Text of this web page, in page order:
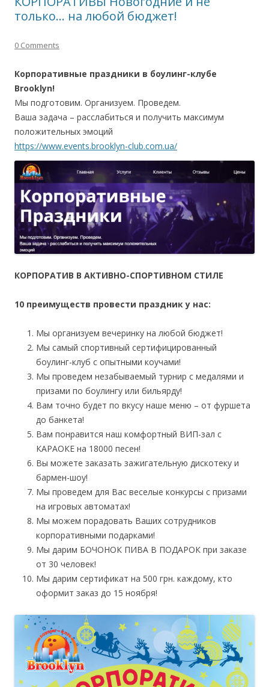
только… на любой бюджет!
0 Comments
Корпоративные праздники в боулинг-клубе
Brooklyn!
Мы подготовим. Организуем. Проведем.
Ваша задача – расслабиться и получить максимум
положительных эмоций
https://www.events.brooklyn-club.com.ua/
КОРПОРАТИВ В АКТИВНО-СПОРТИВНОМ СТИЛЕ
10 преимуществ провести праздник у нас:
Мы организуем вечеринку на любой бюджет!
Мы самый спортивный сертифицированный
боулинг-клуб с опытными коучами!
Мы проведем незабываемый турнир с медалями и
призами по боулингу или бильярду!
Вам точно будет по вкусу наше меню – от фуршета
до банкета!
Вам понравится наш комфортный ВИП-зал с
КАРАОКЕ на 18000 песен!
Вы можете заказать зажигательную дискотеку и
бармен-шоу!
Мы проведем для Вас веселые конкурсы с призами
на игровых автоматах!
Мы можем порадовать Ваших сотрудников
корпоративными подарками!
Мы дарим БОЧОНОК ПИВА В ПОДАРОК при заказе
от 30 человек!
Мы дарим сертификат на 500 грн. каждому, кто
оформит заказ до 15 ноября!